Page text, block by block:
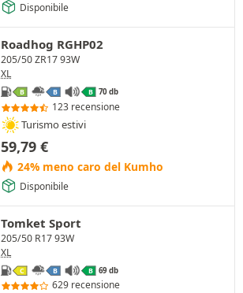
Disponibile
Roadhog RGHP02
205/50 ZR17 93W
XL
B B B 70 db
123 recensione
Turismo estivi
59,79 €
24% meno caro del Kumho
Disponibile
Tomket Sport
205/50 R17 93W
XL
C B B 69 db
629 recensione